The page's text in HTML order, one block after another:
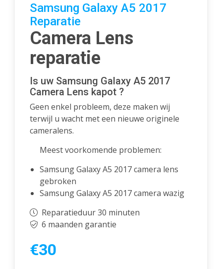
Samsung Galaxy A5 2017
Reparatie
Camera Lens
reparatie
Is uw Samsung Galaxy A5 2017
Camera Lens kapot ?
Geen enkel probleem, deze maken wij
terwijl u wacht met een nieuwe originele
cameralens.
Meest voorkomende problemen:
Samsung Galaxy A5 2017 camera lens
gebroken
Samsung Galaxy A5 2017 camera wazig
Reparatieduur 30 minuten
6 maanden garantie
€30